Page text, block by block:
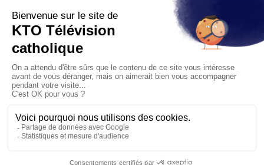
Les reportages d'été 2026 de KTO
La visite pastorale du pape Léon
XIV à Assise à suivre sur KTO le
jeudi 6 août
Le pape en Uruguay, Argentine et
Pérou du 6 au 17 novembre 2026